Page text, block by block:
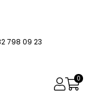
798 09 23
0